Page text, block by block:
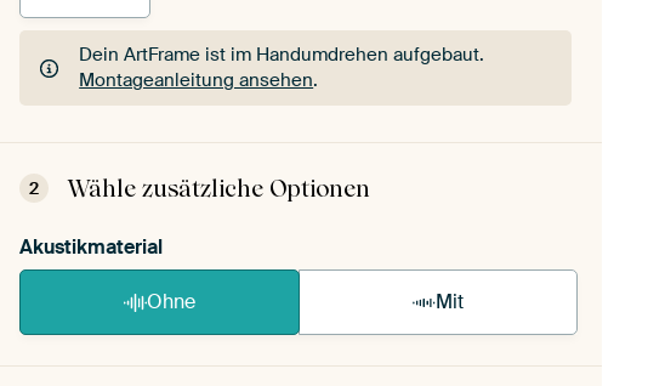
Dein ArtFrame ist im Handumdrehen aufgebaut.
Montageanleitung ansehen.
Dein ArtFrame ist im Handumdrehen aufgebaut.
2 Wähle zusätzliche Optionen
Akustikmaterial
Ohne Mit